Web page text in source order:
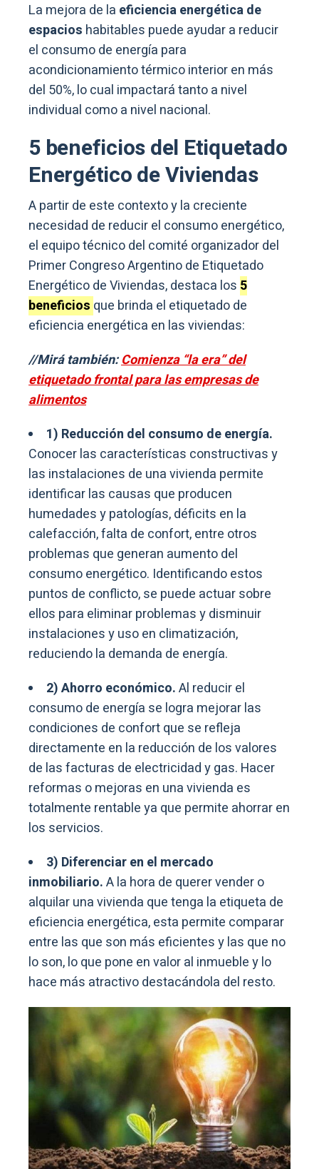
La mejora de la eficiencia energética de
espacios habitables puede ayudar a reducir
el consumo de energía para
acondicionamiento térmico interior en más
del 50%, lo cual impactará tanto a nivel
individual como a nivel nacional.
5 beneficios del Etiquetado
Energético de Viviendas
A partir de este contexto y la creciente
necesidad de reducir el consumo energético,
el equipo técnico del comité organizador del
Primer Congreso Argentino de Etiquetado
Energético de Viviendas, destaca los 5
beneficios que brinda el etiquetado de
eficiencia energética en las viviendas:
//Mirá también:Comienza “la era” del
etiquetado frontal para las empresas de
alimentos
1) Reducción del consumo de energía.
Conocer las características constructivas y
las instalaciones de una vivienda permite
identificar las causas que producen
humedades y patologías, déficits en la
calefacción, falta de confort, entre otros
problemas que generan aumento del
consumo energético. Identificando estos
puntos de conflicto, se puede actuar sobre
ellos para eliminar problemas y disminuir
instalaciones y uso en climatización,
reduciendo la demanda de energía.
2) Ahorro económico.Al reducir el
consumo de energía se logra mejorar las
condiciones de confort que se refleja
directamente en la reducción de los valores
de las facturas de electricidad y gas. Hacer
reformas o mejoras en una vivienda es
totalmente rentable ya que permite ahorrar en
los servicios.
3) Diferenciar en el mercado
inmobiliario.A la hora de querer vender o
alquilar una vivienda que tenga la etiqueta de
eficiencia energética, esta permite comparar
entre las que son más eficientes y las que no
lo son, lo que pone en valor al inmueble y lo
hace más atractivo destacándola del resto.